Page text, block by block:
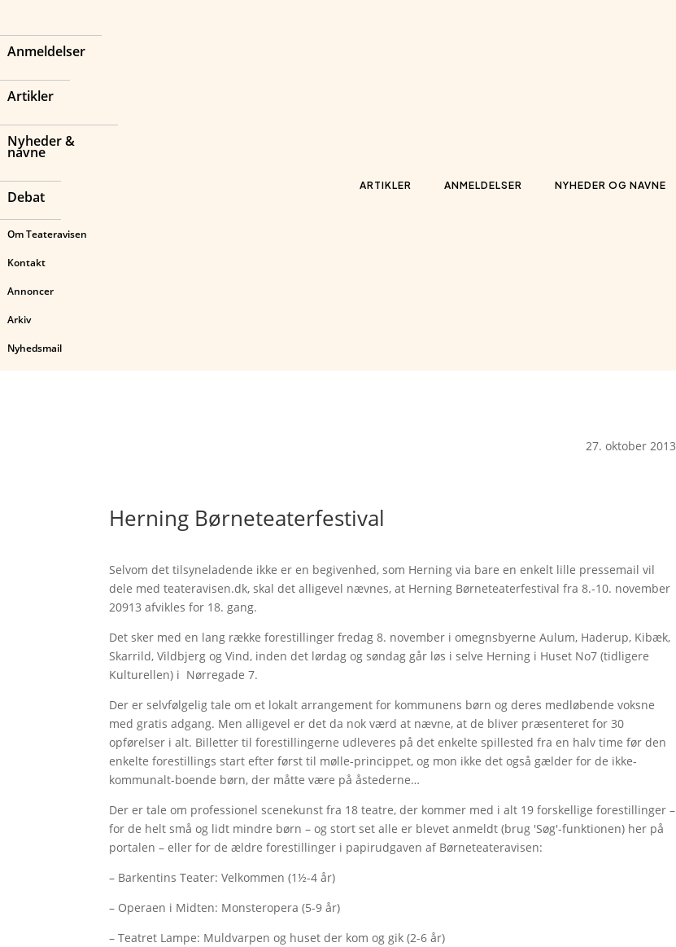
Anmeldelser
Artikler
Nyheder &
navne
Debat
Om Teateravisen
Kontakt
Annoncer
Arkiv
Nyhedsmail
ARTIKLER ANMELDELSER NYHEDER OG NAVNE
27. oktober 2013
Herning Børneteaterfestival
Selvom det tilsyneladende ikke er en begivenhed, som Herning via bare en enkelt lille pressemail vil
dele med teateravisen.dk, skal det alligevel nævnes, at Herning Børneteaterfestival fra 8.-10. november
20913 afvikles for 18. gang.
Det sker med en lang række forestillinger fredag 8. november i omegnsbyerne Aulum, Haderup, Kibæk,
Skarrild, Vildbjerg og Vind, inden det lørdag og søndag går løs i selve Herning i Huset No7 (tidligere
Kulturellen) i Nørregade 7.
Der er selvfølgelig tale om et lokalt arrangement for kommunens børn og deres medløbende voksne
med gratis adgang. Men alligevel er det da nok værd at nævne, at de bliver præsenteret for 30
opførelser i alt. Billetter til forestillingerne udleveres på det enkelte spillested fra en halv time før den
enkelte forestillings start efter først til mølle-princippet, og mon ikke det også gælder for de ikke-
kommunalt-boende børn, der måtte være på åstederne…
Der er tale om professionel scenekunst fra 18 teatre, der kommer med i alt 19 forskellige forestillinger –
for de helt små og lidt mindre børn – og stort set alle er blevet anmeldt (brug 'Søg'-funktionen) her på
portalen – eller for de ældre forestillinger i papirudgaven af Børneteateravisen:
– Barkentins Teater: Velkommen (1½-4 år)
– Operaen i Midten: Monsteropera (5-9 år)
– Teatret Lampe: Muldvarpen og huset der kom og gik (2-6 år)